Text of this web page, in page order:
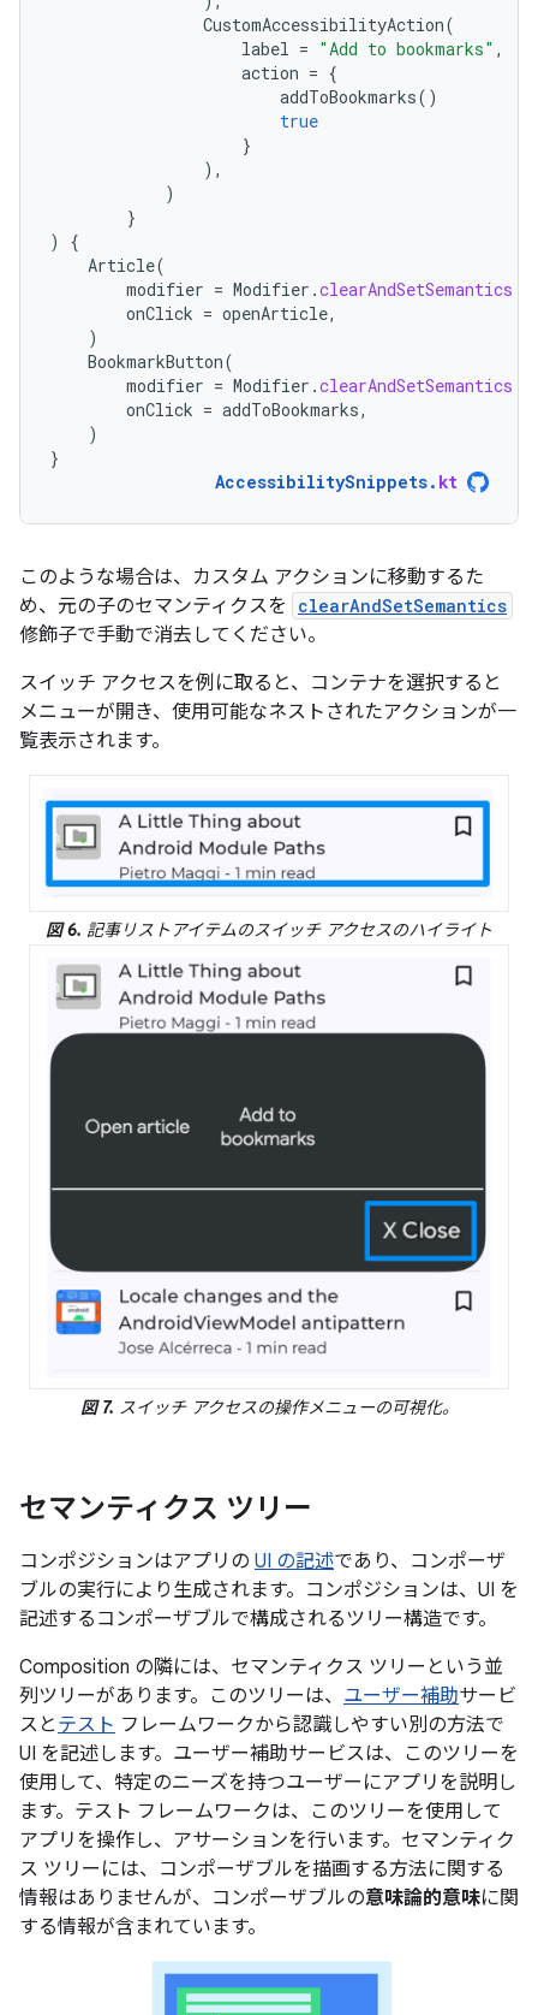
CustomAccessibilityAction(
label = "Add to bookmarks" ,
action = {
addToBookmarks()
true
}
),
)
}
)
{
Article(
modifier = Modifier .clearAndSetSemantics
onClick = openArticle,
)
BookmarkButton(
modifier = Modifier .clearAndSetSemantics
onClick = addToBookmarks,
)
}
AccessibilitySnippets. kt
このような場合は、カスタム アクションに移動するた
め、元の子のセマンティクスを
clearAndSetSemantics
修飾子で手動で消去してください。
スイッチ アクセスを例に取ると、コンテナを選択すると
メニューが開き、使用可能なネストされたアクションが一
覧表示されます。
図 6. 記事リストアイテムのスイッチ アクセスのハイライト
図 7. スイッチ アクセスの操作メニューの可視化。
セマンティクス ツリー
コンポジションはアプリの UI の記述であり、コンポーザ
ブルの実行により生成されます。コンポジションは、UI を
記述するコンポーザブルで構成されるツリー構造です。
Composition の隣には、セマンティクス ツリー という並
列ツリーがあります。このツリーは、 ユーザー補助サービ
スと テスト フレームワークから認識しやすい別の方法で
UI を記述します。ユーザー補助サービスは、このツリーを
使用して、特定のニーズを持つユーザーにアプリを説明し
ます。テスト フレームワークは、このツリーを使用して
アプリを操作し、アサーションを行います。セマンティク
ス ツリーには、コンポーザブルを描画する方法に関する
情報はありませんが、コンポーザブルの意味論的意味に関
する情報が含まれています。